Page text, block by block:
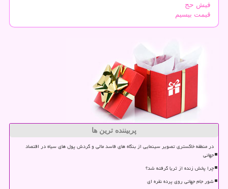
فیش حج
قیمت بیسیم
پربیننده ترین ها
در منطقه خاکستری تصویر سینمایی از بنگاه های فاسد مالی و گردش پول های سیاه در اقتصاد
جهانی
چرا پخش زنده از ثریا گرفته شد؟
شور جام جهانی روی پرده نقره ای